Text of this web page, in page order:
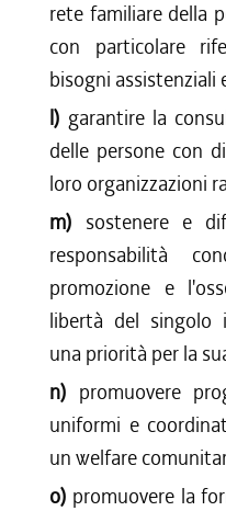
rete familiare della
con particolare
bisogni assistenziali
l) garantire la
delle persone con
loro organizzazioni
m) sostenere e
responsabilità
promozione e
libertà del singolo
una priorità per la
n) promuovere
uniformi e
un welfare
o) promuovere la